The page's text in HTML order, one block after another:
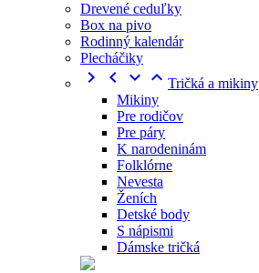
Drevené ceduľky
Box na pivo
Rodinný kalendár
Plecháčiky
    Tričká a mikiny
Mikiny
Pre rodičov
Pre páry
K narodeninám
Folklórne
Nevesta
Ženích
Detské body
S nápismi
Dámske tričká